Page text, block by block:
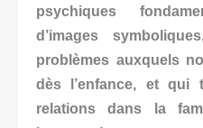
psychiques
d’images
problèmes auxquels
dès l’enfance, et
relations dans la